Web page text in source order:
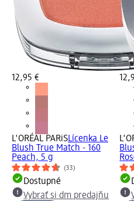
12,95 €
L'ORÉAL PARiSLícenka Le
Blush True Match - 160
Peach, 5 g
(33)
Dostupné
Vybrať si dm predajňu